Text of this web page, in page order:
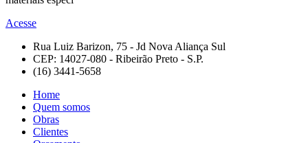
Acesse
Rua Luiz Barizon, 75 - Jd Nova Aliança Sul
CEP: 14027-080 - Ribeirão Preto - S.P.
(16) 3441-5658
Home
Quem somos
Obras
Clientes